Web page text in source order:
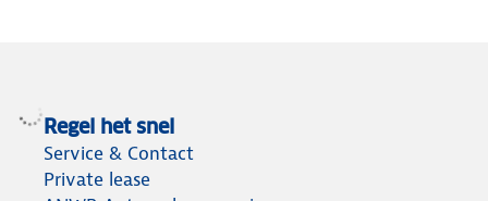
Regel het snel
Service & Contact
Private lease